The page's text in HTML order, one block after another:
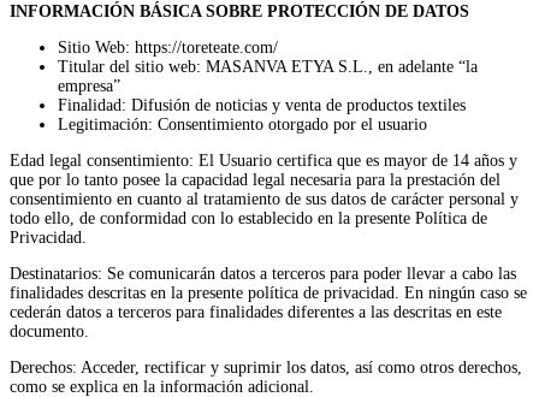
INFORMACIÓN BÁSICA SOBRE PROTECCIÓN DE DATOS
Sitio Web: https://toreteate.com/
Titular del sitio web: MASANVA ETYA S.L., en adelante “la
empresa”
Finalidad: Difusión de noticias y venta de productos textiles
Legitimación: Consentimiento otorgado por el usuario
Edad legal consentimiento: El Usuario certifica que es mayor de 14 años y
que por lo tanto posee la capacidad legal necesaria para la prestación del
consentimiento en cuanto al tratamiento de sus datos de carácter personal y
todo ello, de conformidad con lo establecido en la presente Política de
Privacidad.
Destinatarios: Se comunicarán datos a terceros para poder llevar a cabo las
finalidades descritas en la presente política de privacidad. En ningún caso se
cederán datos a terceros para finalidades diferentes a las descritas en este
documento.
Derechos: Acceder, rectificar y suprimir los datos, así como otros derechos,
como se explica en la información adicional.